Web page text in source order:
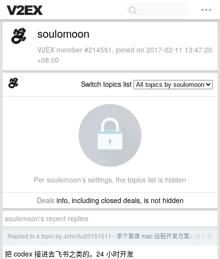
soulomoon
V2EX member #214591, joined on 2017-02-11 13:47:20
+08:00
Switch topics list
Per soulomoon's settings, the topics list is hidden
Dealsinfo, including closed deals, is not hidden
soulomoon's recent replies
Replied to a topic by JohnXu20151211 › 求个靠谱 mac 远程开发方案4 月 1 日
把 codex 接进去飞书之类的。24 小时开发